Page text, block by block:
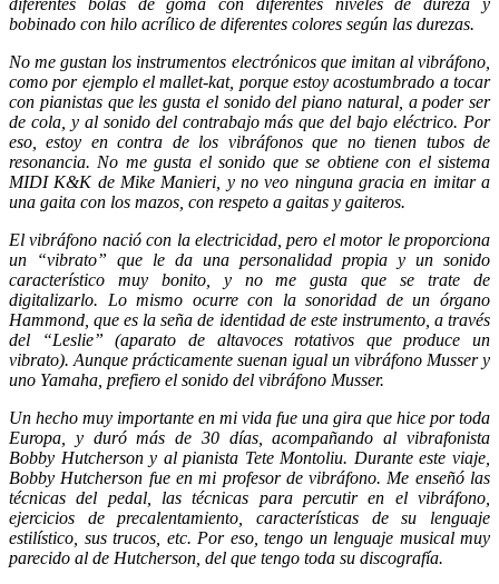
diferentes bolas de goma con diferentes niveles de dureza y
bobinado con hilo acrílico de diferentes colores según las durezas.
No me gustan los instrumentos electrónicos que imitan al vibráfono,
como por ejemplo el mallet-kat, porque estoy acostumbrado a tocar
con pianistas que les gusta el sonido del piano natural, a poder ser
de cola, y al sonido del contrabajo más que del bajo eléctrico. Por
eso, estoy en contra de los vibráfonos que no tienen tubos de
resonancia. No me gusta el sonido que se obtiene con el sistema
MIDI K&K de Mike Manieri, y no veo ninguna gracia en imitar a
una gaita con los mazos, con respeto a gaitas y gaiteros.
El vibráfono nació con la electricidad, pero el motor le proporciona
un “vibrato” que le da una personalidad propia y un sonido
característico muy bonito, y no me gusta que se trate de
digitalizarlo. Lo mismo ocurre con la sonoridad de un órgano
Hammond, que es la seña de identidad de este instrumento, a través
del “Leslie” (aparato de altavoces rotativos que produce un
vibrato). Aunque prácticamente suenan igual un vibráfono Musser y
uno Yamaha, prefiero el sonido del vibráfono Musser.
Un hecho muy importante en mi vida fue una gira que hice por toda
Europa, y duró más de 30 días, acompañando al vibrafonista
Bobby Hutcherson y al pianista Tete Montoliu. Durante este viaje,
Bobby Hutcherson fue en mi profesor de vibráfono. Me enseñó las
técnicas del pedal, las técnicas para percutir en el vibráfono,
ejercicios de precalentamiento, características de su lenguaje
estilístico, sus trucos, etc. Por eso, tengo un lenguaje musical muy
parecido al de Hutcherson, del que tengo toda su discografía.